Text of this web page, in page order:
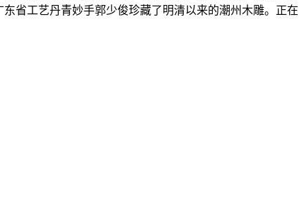
省工艺丹青妙手郭少俊珍藏了明清以来的潮州木雕。正在